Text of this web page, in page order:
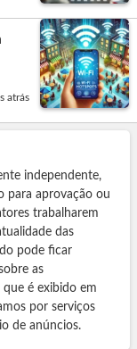
atrás
independente,
para aprovação ou
trabalharem
das
pode ficar
as
é exibido em
por serviços
de anúncios.